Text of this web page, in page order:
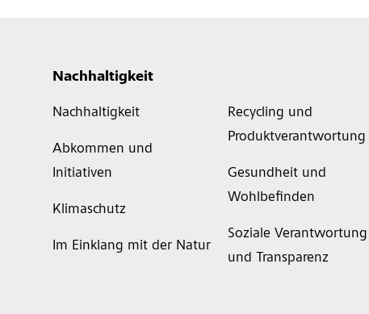
Nachhaltigkeit
Nachhaltigkeit
Abkommen und
Initiativen
Klimaschutz
Im Einklang mit der Natur
Recycling und
Produktverantwortung
Gesundheit und
Wohlbefinden
Soziale Verantwortung
und Transparenz